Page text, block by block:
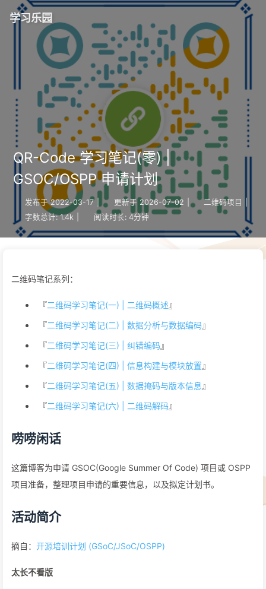
学习乐园
QR-Code 学习笔记(零) |
GSOC/OSPP 申请计划
发布于 2022-03-17 更新于 2026-07-02 二维码项目
字数总计: 1.4k 阅读时长: 4分钟
二维码笔记系列：
『二维码学习笔记(一) | 二维码概述』
『二维码学习笔记(二) | 数据分析与数据编码 』
『二维码学习笔记(三) | 纠错编码 』
『二维码学习笔记(四) | 信息构建与模块放置 』
『二维码学习笔记(五) | 数据掩码与版本信息 』
『二维码学习笔记(六) | 二维码解码 』
唠唠闲话
这篇博客为申请 GSOC(Google Summer Of Code) 项目或 OSPP
项目准备，整理项目申请的重要信息，以及拟定计划书。
活动简介
摘自： 开源培训计划 (GSoC/JSoC/OSPP)
太长不看版